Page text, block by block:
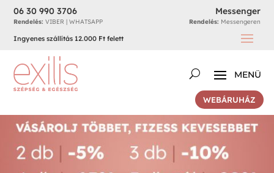
06 30 990 3706
Rendelés: VIBER | WHATSAPP
Messenger
Rendelés: Messengeren
Ingyenes szállítás 12.000 Ft felett
WEBÁRUHÁZ